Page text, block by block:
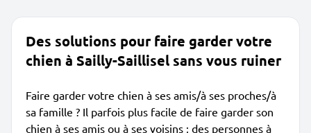
Des solutions pour faire garder votre
chien à Sailly-Saillisel sans vous ruiner
Faire garder votre chien à ses amis/à ses proches/à
sa famille ? Il parfois plus facile de faire garder son
chien à ses amis ou à ses voisins ; des personnes à